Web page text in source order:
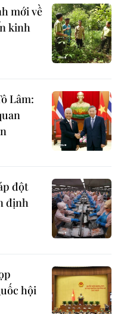
mới về
kinh
Lâm:
đột
định
hội